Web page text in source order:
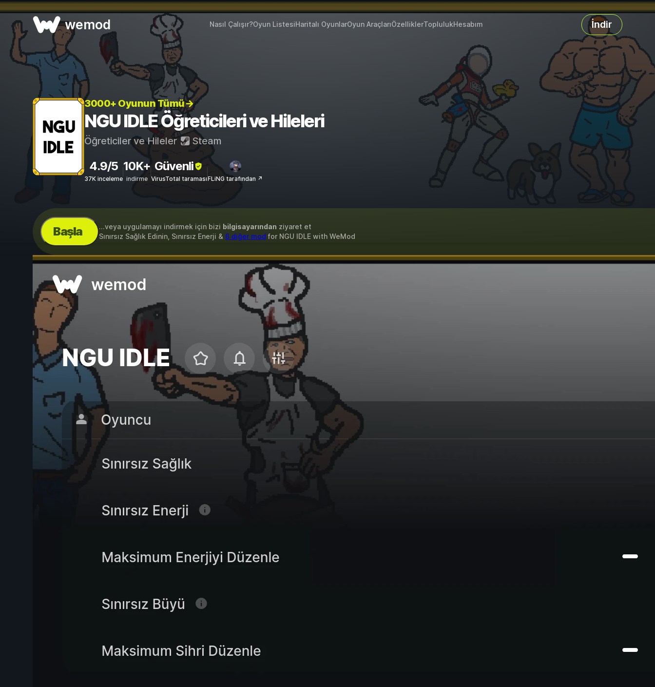
wemod Nasıl Çalışır?Oyun ListesiHaritalı OyunlarOyun AraçlarıÖzelliklerToplulukHesabım İndir
3000+ Oyunun Tümü→
NGU IDLE Öğreticileri ve Hileleri
Öğreticiler ve Hileler Steam
4.9/5
37K inceleme
10K+
indirme
Güvenli
VirusTotal taramasıFLiNG tarafından ↗
Başla ...veya uygulamayı indirmek için bizi bilgisayarından ziyaret et
Sınırsız Sağlık Edinin, Sınırsız Enerji & 6 diğer mod for NGU IDLEwith WeMod